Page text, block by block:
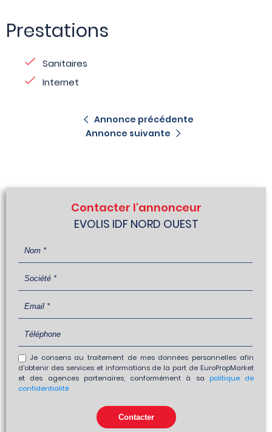
Prestations
Sanitaires
Internet
Annonce précédente
Annonce suivante
Contacter l'annonceur
EVOLIS IDF NORD OUEST
Je consens au traitement de mes données personnelles afin
d'obtenir des services et informations de la part de EuroPropMarket
et des agences partenaires, conformément à sa politique de
confidentialité